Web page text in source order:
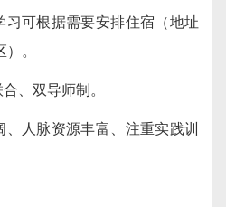
习可根据需要安排住宿（地址
。
、双导师制。
、人脉资源丰富、注重实践训